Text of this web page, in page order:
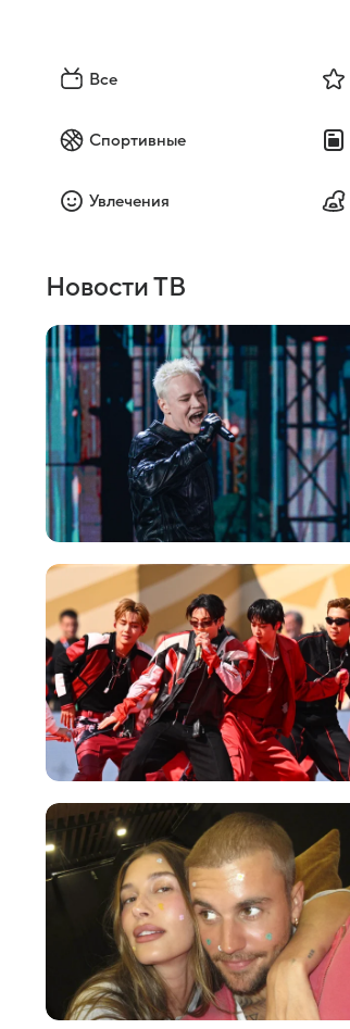
Все
Спортивные
Увлечения
Новости ТВ